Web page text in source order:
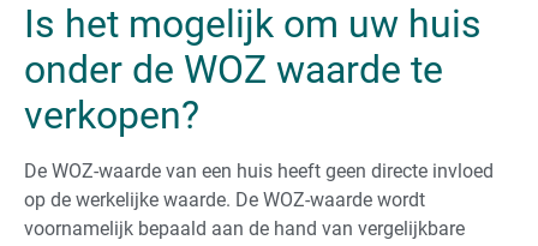
Is het mogelijk om uw huis
onder de WOZ waarde te
verkopen?
De WOZ-waarde van een huis heeft geen directe invloed
op de werkelijke waarde. De WOZ-waarde wordt
voornamelijk bepaald aan de hand van vergelijkbare